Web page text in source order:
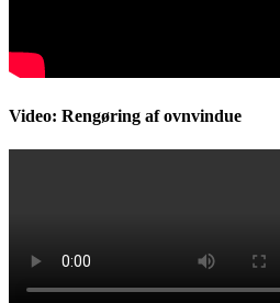
Video: Rengøring af ovnvindue